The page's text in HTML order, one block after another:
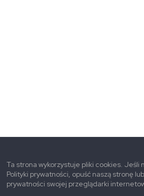
Ta strona wykorzystuje pliki cookies. Jeśli
Polityki prywatności, opuść naszą stronę
prywatności swojej przeglądarki